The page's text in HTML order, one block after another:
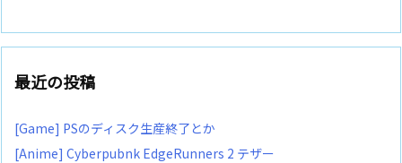
最近の投稿
[Game] PSのディスク生産終了とか
[Anime] Cyberpubnk EdgeRunners 2 テザー